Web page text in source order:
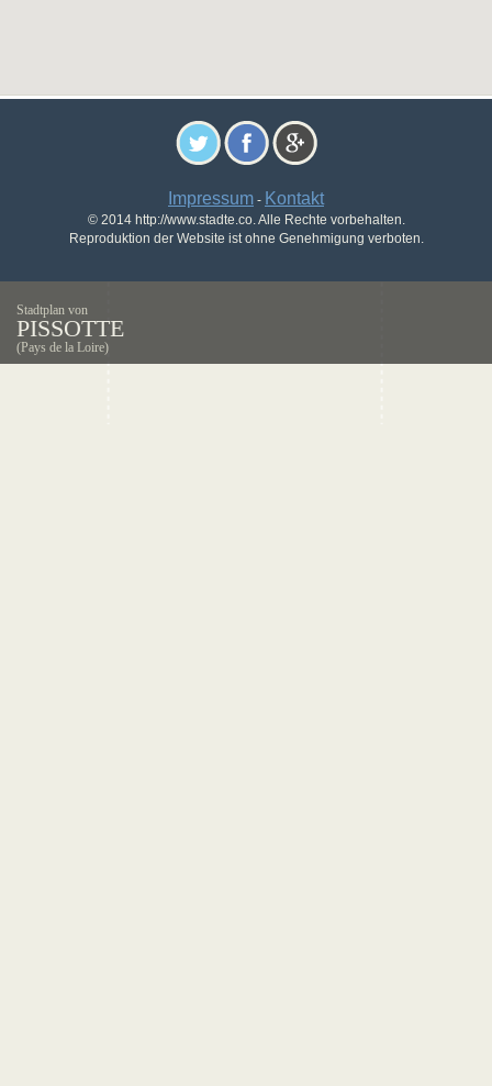
Impressum - Kontakt
© 2014 http://www.stadte.co. Alle Rechte vorbehalten.
Reproduktion der Website ist ohne Genehmigung verboten.
Stadtplan von
PISSOTTE
(Pays de la Loire)